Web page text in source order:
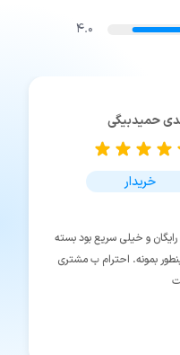
4.0
حمیدبیگی
خریدار
و خیلی سریع بود بسته
بمونه. احترام ب مشتری